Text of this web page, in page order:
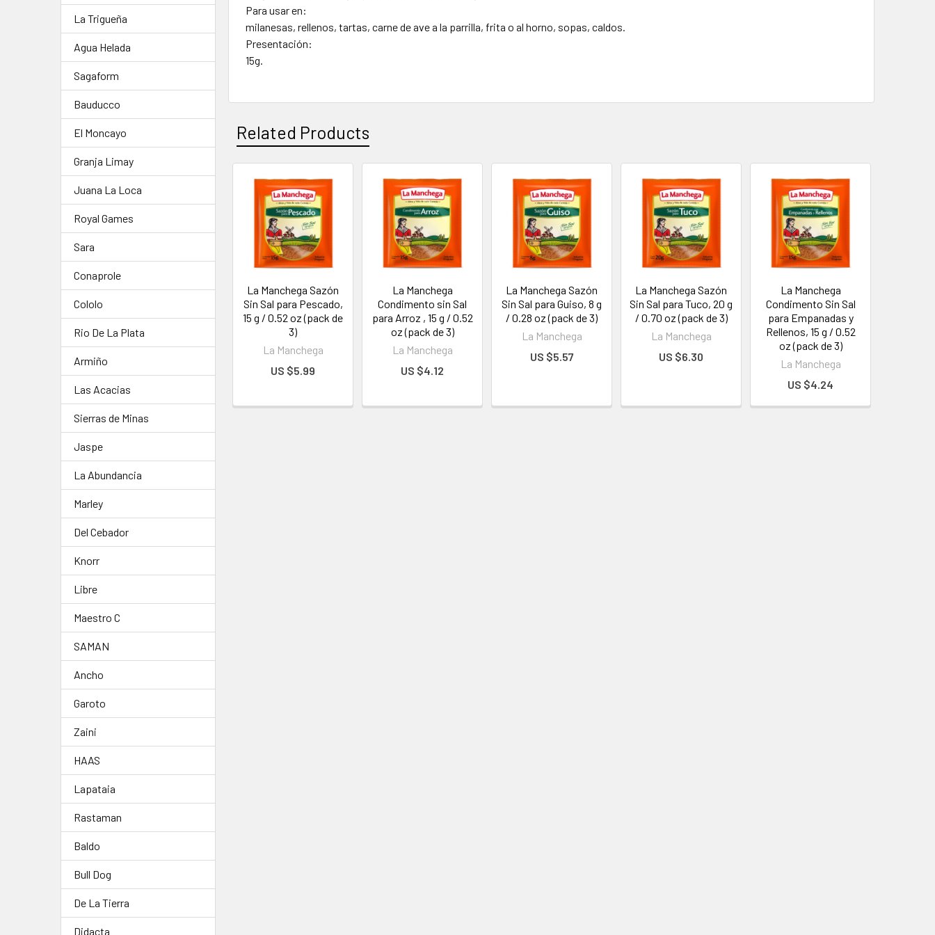
La Trigueña
Agua Helada
Sagaform
Bauducco
El Moncayo
Granja Limay
Juana La Loca
Royal Games
Sara
Conaprole
Cololo
Rio De La Plata
Armiño
Las Acacias
Sierras de Minas
Jaspe
La Abundancia
Marley
Del Cebador
Knorr
Libre
Maestro C
SAMAN
Ancho
Garoto
Zaini
HAAS
Lapataia
Rastaman
Baldo
Bull Dog
De La Tierra
Didacta
Para usar en:
milanesas, rellenos, tartas, carne de ave a la parrilla, frita o al horno, sopas, caldos.
Presentación:
15g.
Related Products
La Manchega Sazón
Sin Sal para Pescado,
15 g / 0.52 oz (pack de
3)
La Manchega
US $5.99
La Manchega
Condimento sin Sal
para Arroz , 15 g / 0.52
oz (pack de 3)
La Manchega
US $4.12
La Manchega Sazón
Sin Sal para Guiso, 8 g
/ 0.28 oz (pack de 3)
La Manchega
US $5.57
La Manchega Sazón
Sin Sal para Tuco, 20 g
/ 0.70 oz (pack de 3)
La Manchega
US $6.30
La Manchega
Condimento Sin Sal
para Empanadas y
Rellenos, 15 g / 0.52
oz (pack de 3)
La Manchega
US $4.24